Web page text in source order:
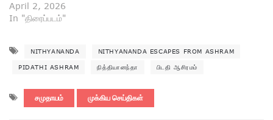
April 2, 2026
In "திரைப்படம்"
NITHYANANDA NITHYANANDA ESCAPES FROM ASHRAM
PIDATHI ASHRAM நித்தியானந்தா பிடதி ஆசிரமம்
சமுதாயம் முக்கிய செய்திகள்